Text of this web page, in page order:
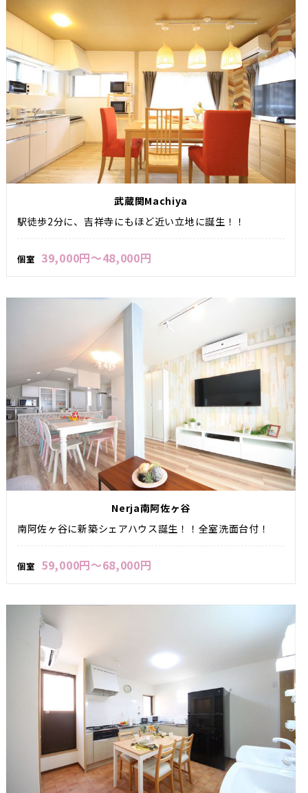
武蔵関Machiya
駅徒歩2分に、吉祥寺にもほど近い立地に誕生！！
個室 39,000円～48,000円
Nerja南阿佐ヶ谷
南阿佐ヶ谷に新築シェアハウス誕生！！全室洗面台付！
個室 59,000円～68,000円